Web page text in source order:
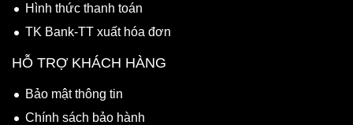
Hình thức thanh toán
TK Bank-TT xuất hóa đơn
HỖ TRỢ KHÁCH HÀNG
Bảo mật thông tin
Chính sách bảo hành